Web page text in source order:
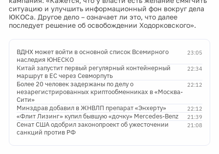
ситуацию и улучшить информационный фон вокруг дела
ЮКОСа. Другое дело – означает ли это, что далее
последует решение об освобождении Ходорковского».
23:05
ВДНХ может войти в основной список Всемирного
наследия ЮНЕСКО
22:34
Китай запустит первый регулярный контейнерный
маршрут в ЕС через Севморпуть
22:12
Более 20 человек задержаны по делу о
незарегистрированных криптообменниках в «Москва-
Сити»
22:12
Минздрав добавил в ЖНВЛП препарат «Энхерту»
21:39
«Флит Лизинг» купил бывшую «дочку» Mercedes-Benz
21:08
Сенат США одобрил законопроект об ужесточении
санкций против РФ